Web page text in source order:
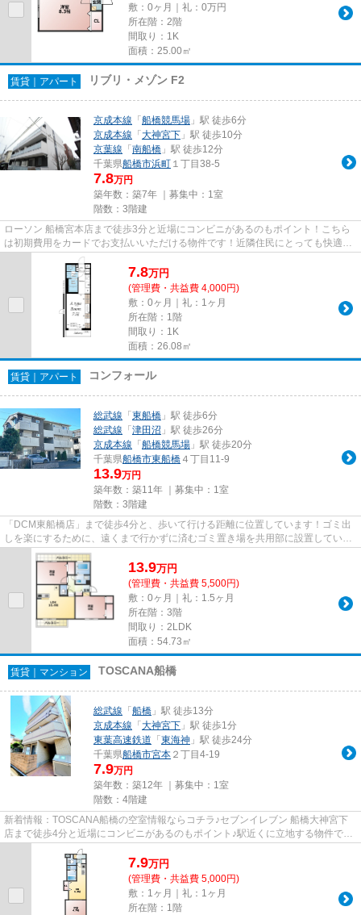
敷：0ヶ月｜礼：0万円
所在階：2階
間取り：1K
面積：25.00㎡
賃貸｜アパート リブリ・メゾン F2
京成本線 「 船橋競馬場 」駅 徒歩6分
京成本線 「 大神宮下 」駅 徒歩10分
京葉線 「 南船橋 」駅 徒歩12分
千葉県船橋市浜町 １丁目38-5
7.8万円
築年数：築7年 ｜募集中： 1室
階数：3階建
ローソン 船橋宮本店まで徒歩3分と近場にコンビニがあるのもポイント！こちら
は初期費用をカードでお支払いいただける物件です！近隣住民にとっても快適に
なる敷地内ごみ置き場付きで...
7.8万円
(管理費・共益費 4,000円)
敷：0ヶ月｜礼：1ヶ月
所在階：1階
間取り：1K
面積：26.08㎡
賃貸｜アパート コンフォール
総武線 「 東船橋 」駅 徒歩6分
総武線 「 津田沼 」駅 徒歩26分
京成本線 「 船橋競馬場 」駅 徒歩20分
千葉県船橋市東船橋 ４丁目11-9
13.9万円
築年数：築11年 ｜募集中： 1室
階数：3階建
「DCM東船橋店」まで徒歩4分と、歩いて行ける距離に位置しています！ゴミ出
しを楽にするために、遠くまで行かずに済むゴミ置き場を共用部に設置していま
す！通勤やお出かけに便利な、...
13.9万円
(管理費・共益費 5,500円)
敷：0ヶ月｜礼：1.5ヶ月
所在階：3階
間取り：2LDK
面積：54.73㎡
賃貸｜マンション TOSCANA船橋
総武線 「 船橋 」駅 徒歩13分
京成本線 「 大神宮下 」駅 徒歩1分
東葉高速鉄道 「 東海神 」駅 徒歩24分
千葉県船橋市宮本 ２丁目4-19
7.9万円
築年数：築12年 ｜募集中： 1室
階数：4階建
新着情報：TOSCANA船橋の空室情報ならコチラ♪セブンイレブン 船橋大神宮下
店まで徒歩4分と近場にコンビニがあるのもポイント♪駅近くに立地する物件で、
徒歩13分程でアクセスできます♪...
7.9万円
(管理費・共益費 5,000円)
敷：1ヶ月｜礼：1ヶ月
所在階：1階